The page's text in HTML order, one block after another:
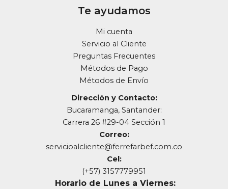
Te ayudamos
Mi cuenta
Servicio al Cliente
Preguntas Frecuentes
Métodos de Pago
Métodos de Envío
Dirección y Contacto:
Bucaramanga, Santander:
Carrera 26 #29-04 Sección 1
Correo:
servicioalcliente@ferrefarbef.com.co
Cel:
(+57) 3157779951
Horario de Lunes a Viernes: